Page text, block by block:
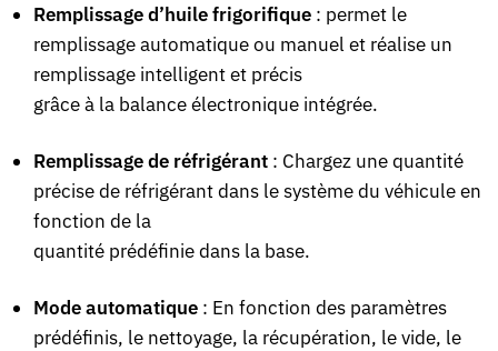
Remplissage d’huile frigorifique : permet le
remplissage automatique ou manuel et réalise un
remplissage intelligent et précis
grâce à la balance électronique intégrée.
Remplissage de réfrigérant : Chargez une quantité
précise de réfrigérant dans le système du véhicule en
fonction de la
quantité prédéfinie dans la base.
Mode automatique : En fonction des paramètres
prédéfinis, le nettoyage, la récupération, le vide, le